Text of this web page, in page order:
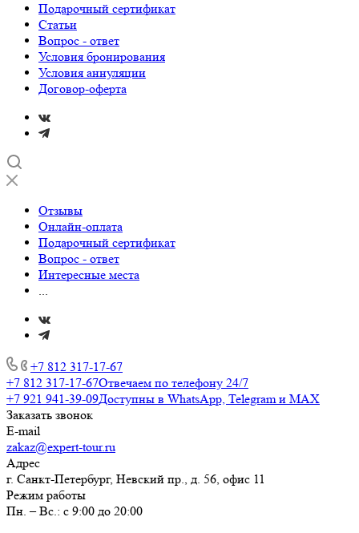
Подарочный сертификат
Статьи
Вопрос - ответ
Условия бронирования
Условия аннуляции
Договор-оферта
Отзывы
Онлайн-оплата
Подарочный сертификат
Вопрос - ответ
Интересные места
...
+7 812 317-17-67
+7 812 317-17-67Отвечаем по телефону 24/7
+7 921 941-39-09Доступны в WhatsApp, Telegram и MAX
Заказать звонок
E-mail
zakaz@expert-tour.ru
Адрес
г. Санкт-Петербург, Невский пр., д. 56, офис 11
Режим работы
Пн. – Вс.: с 9:00 до 20:00